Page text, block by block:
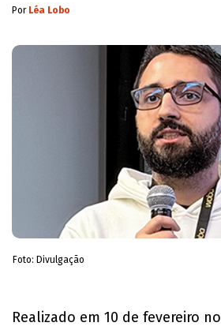
PorLéa Lobo
Foto: Divulgação
Realizado em 10 de fevereiro no